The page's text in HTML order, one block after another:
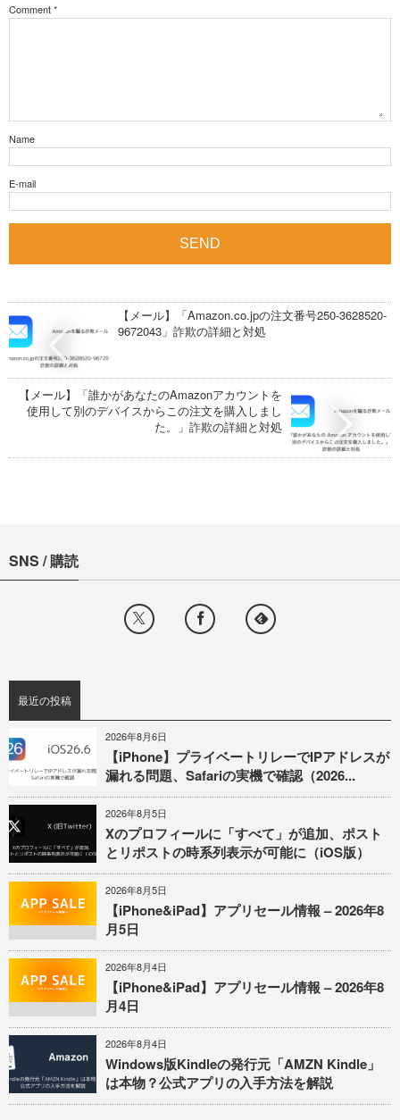
Comment*
Name
E-mail
【メール】「Amazon.co.jpの注文番号250-3628520-
9672043」詐欺の詳細と対処
【メール】「誰かがあなたのAmazonアカウントを
使用して別のデバイスからこの注文を購入しまし
た。」詐欺の詳細と対処
SNS / 購読
最近の投稿
2026年8月6日
【iPhone】プライベートリレーでIPアドレスが
漏れる問題、Safariの実機で確認（2026...
2026年8月5日
Xのプロフィールに「すべて」が追加、ポスト
とリポストの時系列表示が可能に（iOS版）
2026年8月5日
【iPhone&iPad】アプリセール情報 – 2026年8
月5日
2026年8月4日
【iPhone&iPad】アプリセール情報 – 2026年8
月4日
2026年8月4日
Windows版Kindleの発行元「AMZN Kindle」
は本物？公式アプリの入手方法を解説